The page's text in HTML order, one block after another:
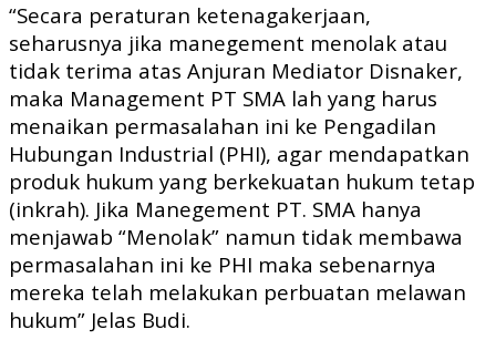
“Secara peraturan ketenagakerjaan,
seharusnya jika manegement menolak atau
tidak terima atas Anjuran Mediator Disnaker,
maka Management PT SMA lah yang harus
menaikan permasalahan ini ke Pengadilan
Hubungan Industrial (PHI), agar mendapatkan
produk hukum yang berkekuatan hukum tetap
(inkrah). Jika Manegement PT. SMA hanya
menjawab “Menolak” namun tidak membawa
permasalahan ini ke PHI maka sebenarnya
mereka telah melakukan perbuatan melawan
hukum” Jelas Budi.